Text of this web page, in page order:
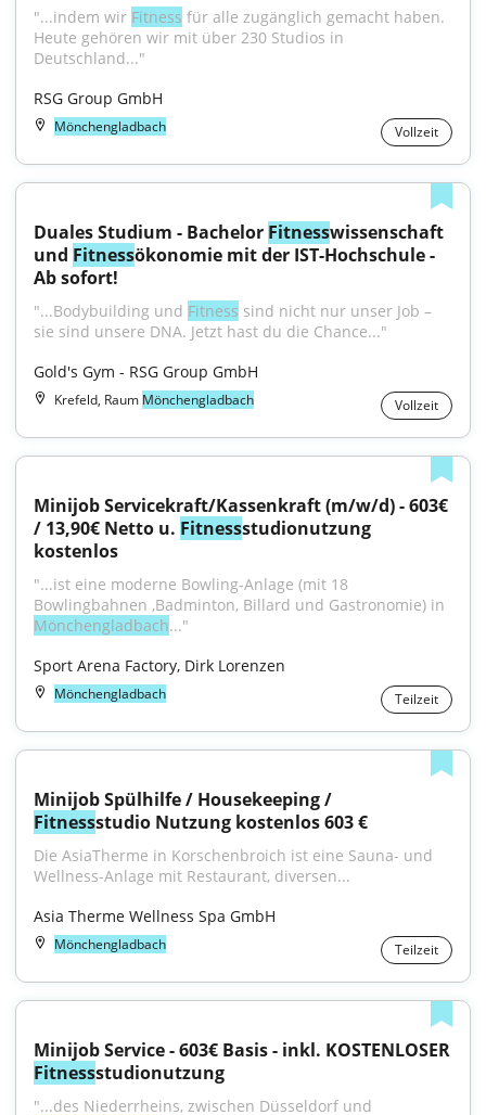
"...indem wir Fitness für alle zugänglich gemacht haben.
Heute gehören wir mit über 230 Studios in
Deutschland..."
RSG Group GmbH
Mönchengladbach Vollzeit
Duales Studium - Bachelor Fitnesswissenschaft
und Fitnessökonomie mit der IST-Hochschule -
Ab sofort!
"...Bodybuilding und Fitness sind nicht nur unser Job –
sie sind unsere DNA. Jetzt hast du die Chance..."
Gold's Gym - RSG Group GmbH
Krefeld, Raum Mönchengladbach Vollzeit
Minijob Servicekraft/Kassenkraft (m/w/d) - 603€
/ 13,90€ Netto u. Fitnessstudionutzung
kostenlos
"...ist eine moderne Bowling-Anlage (mit 18
Mönchengladbach..."
Sport Arena Factory, Dirk Lorenzen
Mönchengladbach Teilzeit
Fitnessstudio Nutzung kostenlos 603 €
Die AsiaTherme in Korschenbroich ist eine Sauna- und
Wellness-Anlage mit Restaurant, diversen...
Asia Therme Wellness Spa GmbH
Mönchengladbach Teilzeit
Fitnessstudionutzung